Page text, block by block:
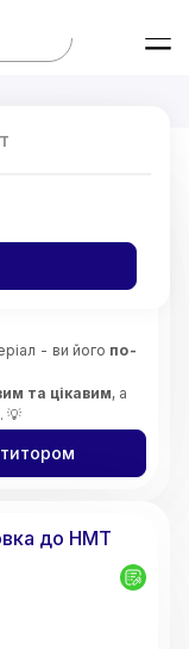
- ви його по-
та цікавим, а
. 💡
. 🧠🔍
учнів,
до НМТ